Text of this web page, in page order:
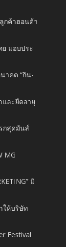
กค้าฮอนด้า
มอบประ
าคต “กิน-
ละยืดอายุ
กสุดมันส์
MG
มิ
ให้บริษัท
Festival